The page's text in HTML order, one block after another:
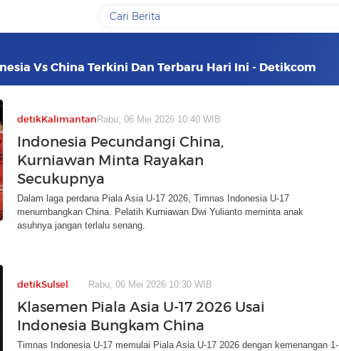
Vs China Terkini Dan Terbaru Hari Ini - Detikcom
detikKalimantan Rabu, 06 Mei 2026 10:40 WIB
Indonesia Pecundangi China,
Kurniawan Minta Rayakan
Secukupnya
Dalam laga perdana Piala Asia U-17 2026, Timnas Indonesia U-17
menumbangkan China. Pelatih Kurniawan Dwi Yulianto meminta anak
asuhnya jangan terlalu senang.
detikSulsel Rabu, 06 Mei 2026 10:30 WIB
Klasemen Piala Asia U-17 2026 Usai
Indonesia Bungkam China
Timnas Indonesia U-17 memulai Piala Asia U-17 2026 dengan kemenangan 1-